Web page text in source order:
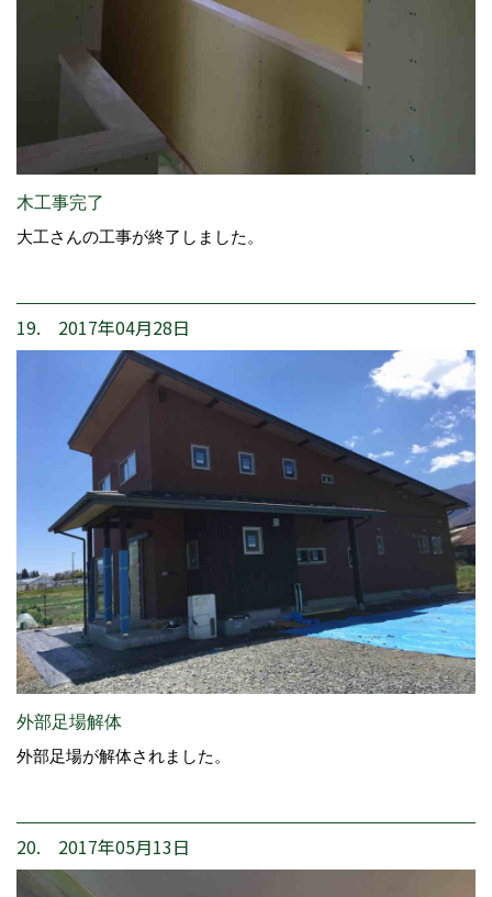
木工事完了
大工さんの工事が終了しました。
19. 2017年04月28日
外部足場解体
外部足場が解体されました。
20. 2017年05月13日